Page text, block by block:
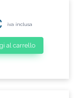
iva inclusa
al carrello